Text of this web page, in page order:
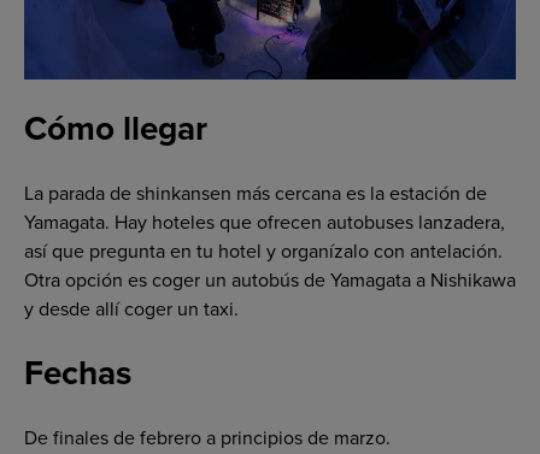
Cómo llegar
La parada de shinkansen más cercana es la estación de
Yamagata. Hay hoteles que ofrecen autobuses lanzadera,
así que pregunta en tu hotel y organízalo con antelación.
Otra opción es coger un autobús de Yamagata a Nishikawa
y desde allí coger un taxi.
Fechas
De finales de febrero a principios de marzo.